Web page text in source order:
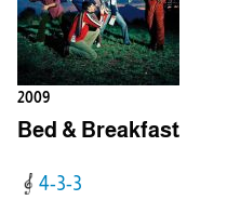
2009
Bed & Breakfast
4-3-3